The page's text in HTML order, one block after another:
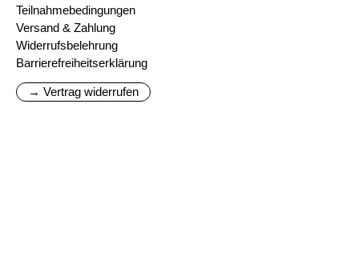
Teilnahmebedingungen
Versand & Zahlung
Widerrufsbelehrung
Barrierefreiheitserklärung
→ Vertrag widerrufen